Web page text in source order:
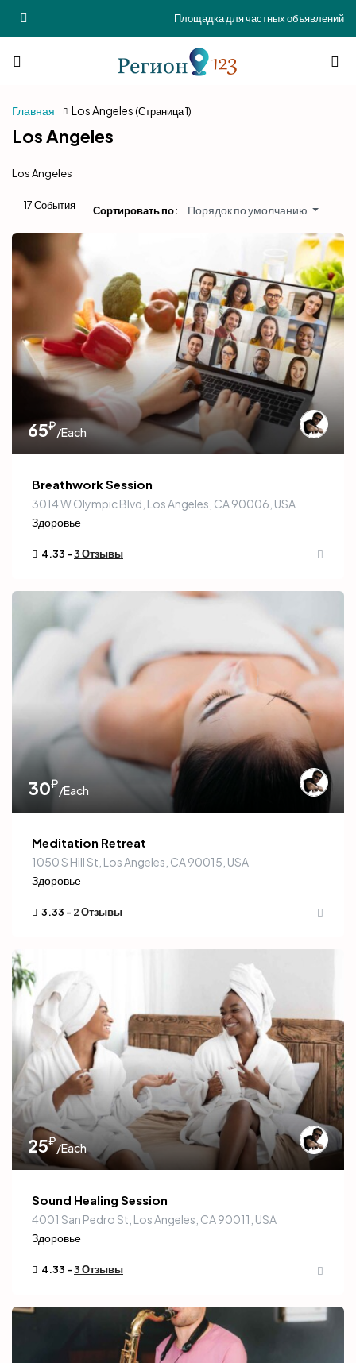
Площадка для частных объявлений
Главная Los Angeles (Страница 1)
Los Angeles
Los Angeles
17 События Сортировать по: Порядок по умолчанию
65₽/Each
Breathwork Session
3014 W Olympic Blvd, Los Angeles, CA 90006, USA
Здоровье
4.33 -3 Отзывы
30₽/Each
Meditation Retreat
1050 S Hill St, Los Angeles, CA 90015, USA
Здоровье
3.33 - 2 Отзывы
25₽/Each
Sound Healing Session
4001 San Pedro St, Los Angeles, CA 90011, USA
Здоровье
4.33 -3 Отзывы